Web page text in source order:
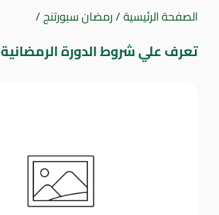
الصفحة الرئيسية/رمضان سبورتنج/
تعرف علي شروط الدورة الرمضانية